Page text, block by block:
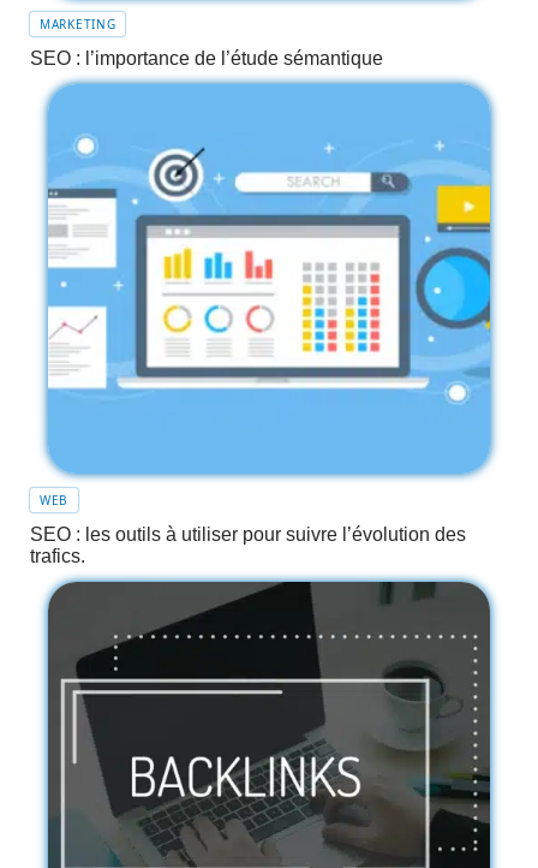
MARKETING
SEO : l’importance de l’étude sémantique
WEB
SEO : les outils à utiliser pour suivre l’évolution des
trafics.